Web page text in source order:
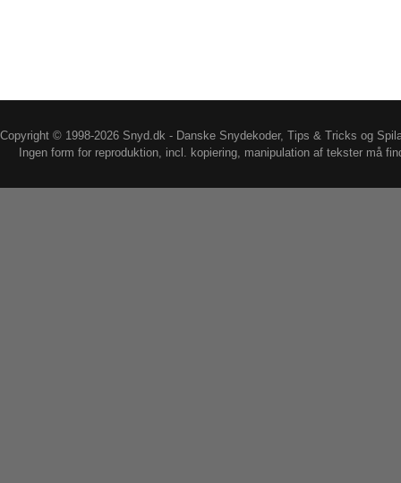
Copyright © 1998-2026 Snyd.dk - Danske Snydekoder, Tips & Tricks og
Ingen form for reproduktion, incl. kopiering, manipulation af tekster må